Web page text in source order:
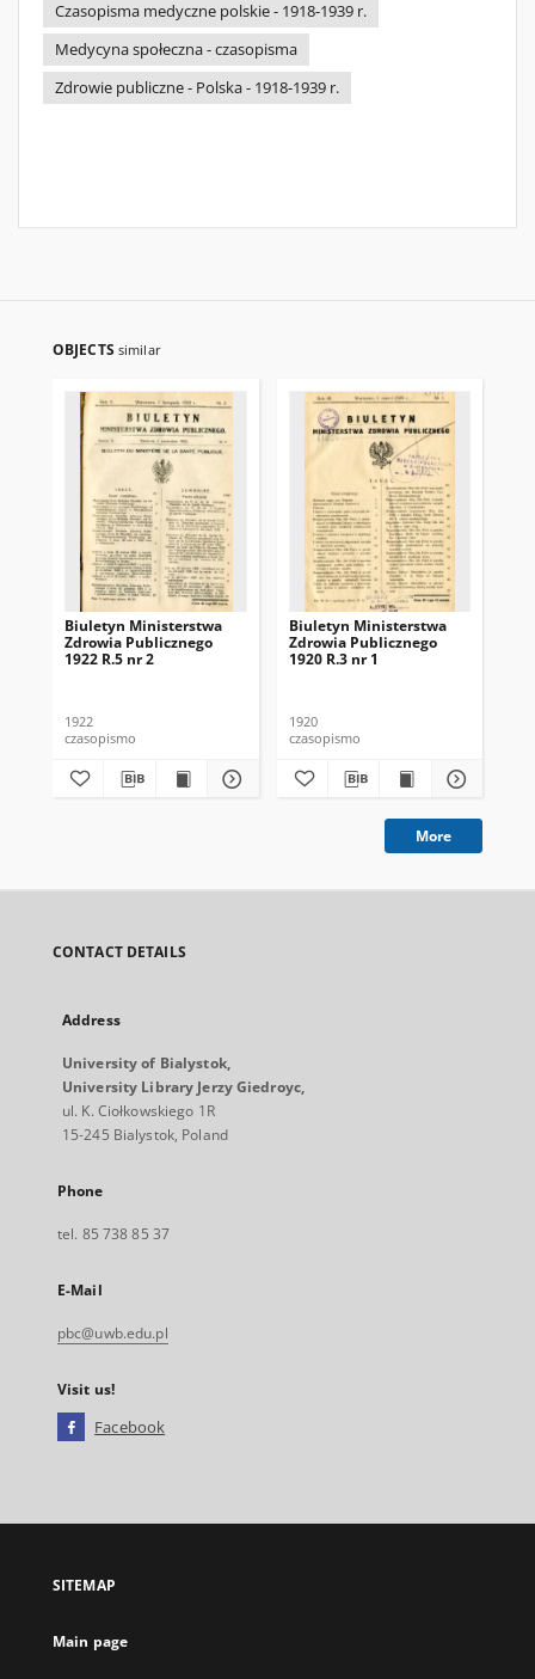
Czasopisma medyczne polskie - 1918-1939 r.
Medycyna społeczna - czasopisma
Zdrowie publiczne - Polska - 1918-1939 r.
OBJECTS similar
Biuletyn Ministerstwa
Zdrowia Publicznego
1922 R.5 nr 2
1922
czasopismo
Biuletyn Ministerstwa
Zdrowia Publicznego
1920 R.3 nr 1
1920
czasopismo
More
CONTACT DETAILS
Address
University of Bialystok,
University Library Jerzy Giedroyc,
ul. K. Ciołkowskiego 1R
15-245 Bialystok, Poland
Phone
tel. 85 738 85 37
E-Mail
pbc@uwb.edu.pl
Visit us!
Facebook
open
new
SITEMAP
Main page